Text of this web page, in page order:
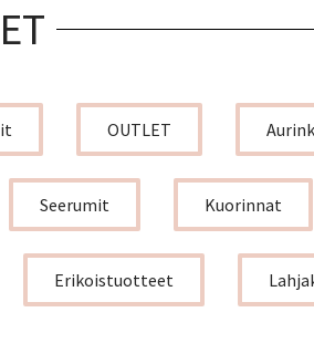
OUTLET
Seerumit Kuorinnat
Erikoistuotteet